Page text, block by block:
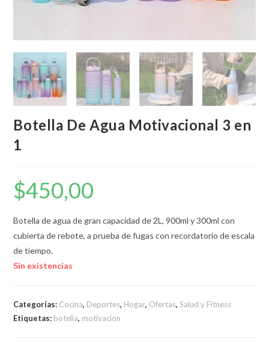
Botella De Agua Motivacional 3 en
1
$450,00
Botella de agua de gran capacidad de 2L, 900ml y 300ml con
cubierta de rebote, a prueba de fugas con recordatorio de escala
de tiempo.
Sin existencias
Categorías: Cocina, Deportes, Hogar, Ofertas,Salud y Fitness
Etiquetas: botella, motivacion